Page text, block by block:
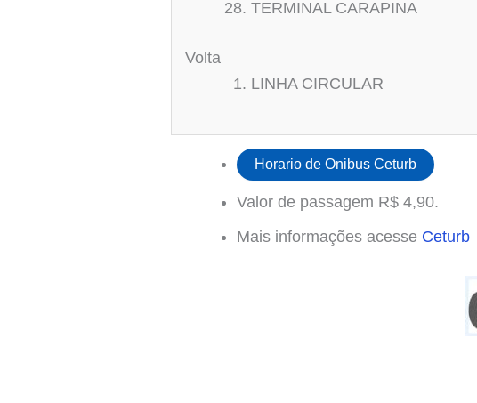
TERMINAL CARAPINA
Volta
LINHA CIRCULAR
Horario de Onibus Ceturb
Valor de passagem R$ 4,90.
Mais informações acesse Ceturb